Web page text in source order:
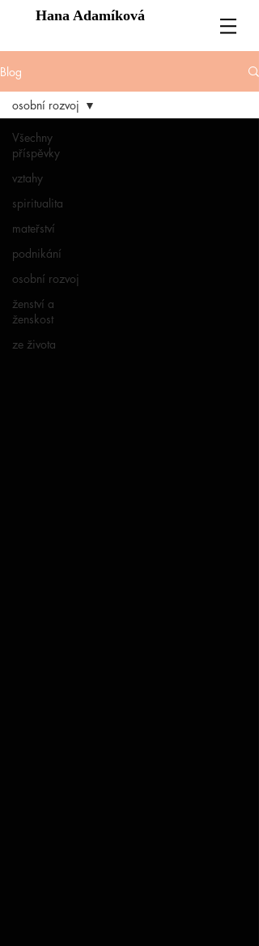
Hana Adamíková
Blog
Všechny
příspěvky
vztahy
spiritualita
mateřství
podnikání
osobní rozvoj
ženství a
ženskost
ze života
osobní rozvoj